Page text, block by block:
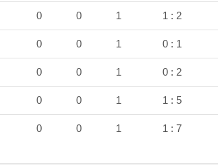
0 0 1 1 : 2
0 0 1 0 : 1
0 0 1 0 : 2
0 0 1 1 : 5
0 0 1 1 : 7